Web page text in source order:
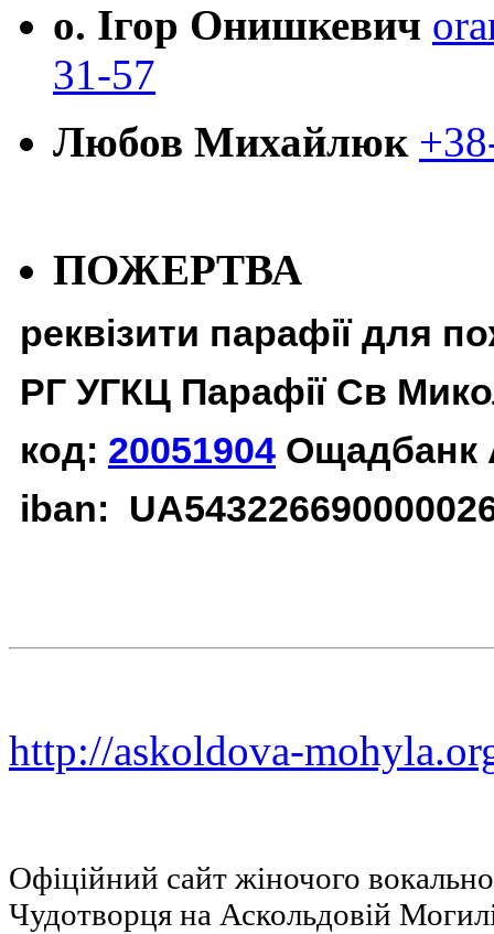
о. Ігор Онишкевич
31-57
Любов Михайлюк
ПОЖЕРТВА
реквізити парафії для
РГ УГКЦ Парафії Св
код: 20051904 Ощадбанк
iban:
http://askoldova-
Офіційний сайт жіночого
Чудотворця на Аскольдовій